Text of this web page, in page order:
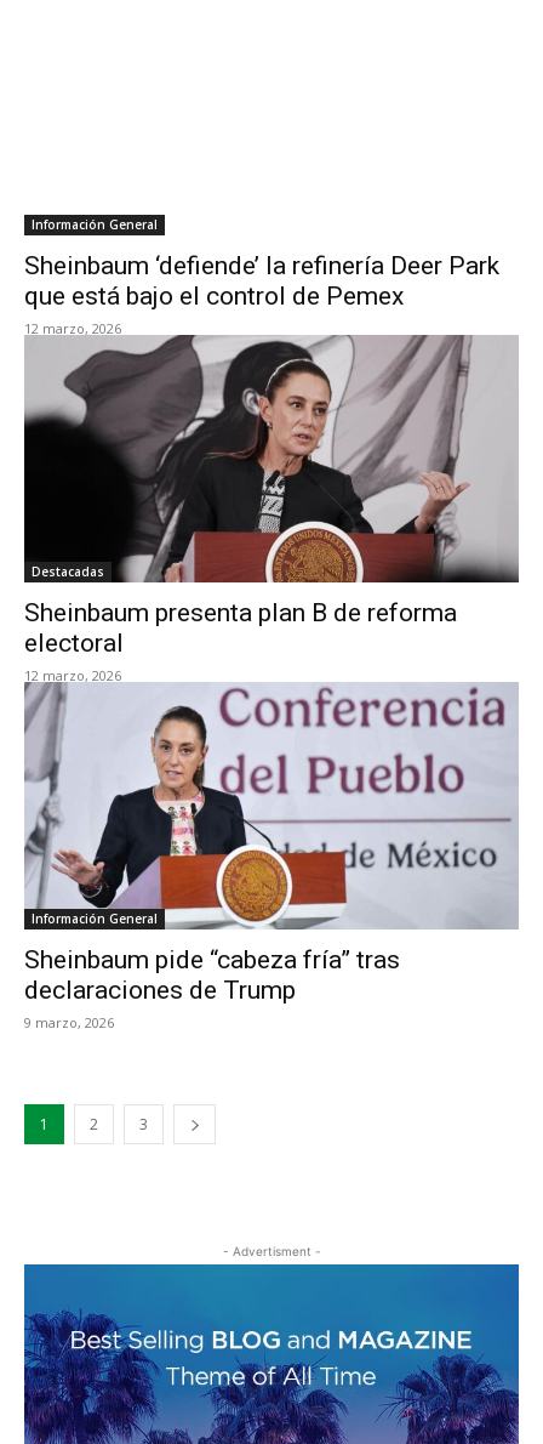
Información General
Sheinbaum ‘defiende’ la refinería Deer Park
que está bajo el control de Pemex
12 marzo, 2026
Destacadas
Sheinbaum presenta plan B de reforma
electoral
12 marzo, 2026
Información General
Sheinbaum pide “cabeza fría” tras
declaraciones de Trump
9 marzo, 2026
1 2 3
- Advertisment -